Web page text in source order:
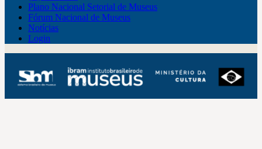
Plano Nacional Setorial de Museus
Fórum Nacional de Museus
Notícias
Login